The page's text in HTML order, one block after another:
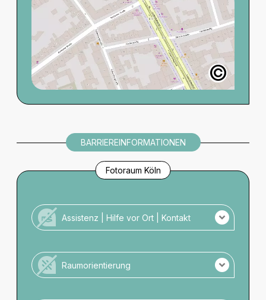
©Open Data
BARRIEREINFORMATIONEN
Fotoraum Köln
Assistenz | Hilfe vor Ort | Kontakt
Unterstützungsbedarf.
Raumorientierung